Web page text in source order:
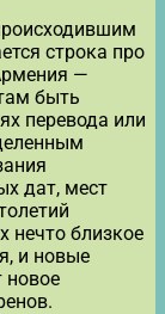
строка про
—
быть
перевода или
дат, мест
нечто близкое
и новые
новое